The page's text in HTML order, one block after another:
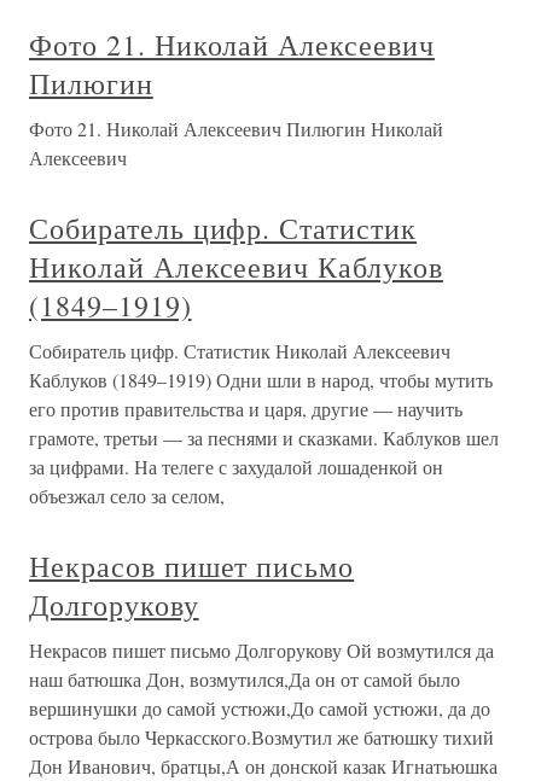
Фото 21. Николай Алексеевич
Пилюгин
Фото 21. Николай Алексеевич Пилюгин Николай
Алексеевич
Собиратель цифр. Статистик
Николай Алексеевич Каблуков
(1849–1919)
Собиратель цифр. Статистик Николай Алексеевич
Каблуков (1849–1919) Одни шли в народ, чтобы мутить
его против правительства и царя, другие — научить
грамоте, третьи — за песнями и сказками. Каблуков шел
за цифрами. На телеге с захудалой лошаденкой он
объезжал село за селом,
Некрасов пишет письмо
Долгорукову
Некрасов пишет письмо Долгорукову Ой возмутился да
наш батюшка Дон, возмутился,Да он от самой было
вершинушки до самой устюжи,До самой устюжи, да до
острова было Черкасского.Возмутил же батюшку тихий
Дон Иванович, братцы,А он донской казак Игнатьюшка